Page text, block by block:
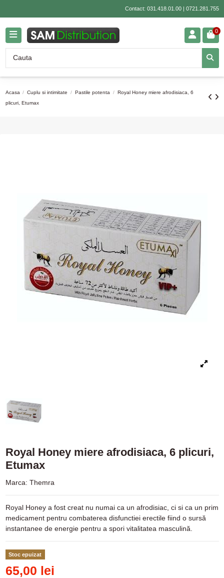
Contact: 031.418.01.00| 0721.281.755
0
Acasa Cuplu si intimitate Pastile potenta
Royal Honey miere afrodisiaca, 6
plicuri, Etumax
Royal Honey miere afrodisiaca, 6 plicuri,
Etumax
Marca: Themra
Royal Honey a fost creat nu numai ca un afrodisiac, ci si ca un prim
medicament pentru combaterea disfunctiei erectile fiind o sursă
instantanee de energie pentru a spori vitalitatea masculină.
Stoc epuizat
65,00 lei